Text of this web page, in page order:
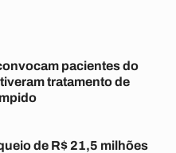
pacientes do
tratamento de
de R$ 21,5 milhões